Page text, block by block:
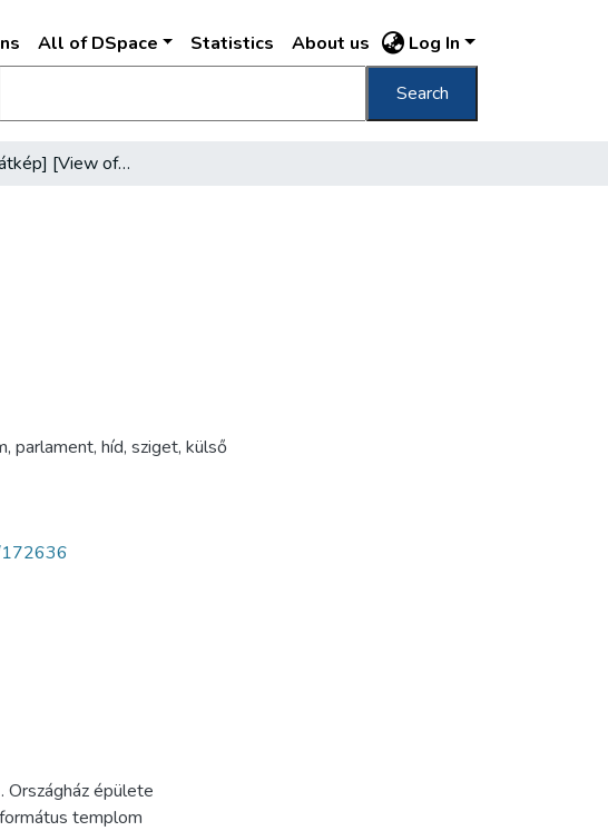
All of DSpace Statistics About us Log In
Search
[Vízivárosi látkép] [View of Víziváros]
, parlament, híd, sziget, külső
172636
épülete
templom